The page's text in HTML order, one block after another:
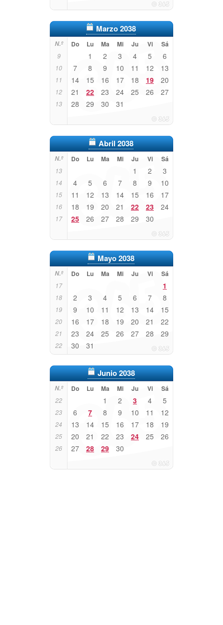
Marzo 2038
N.º Do Lu Ma Mi Ju Vi Sá
9 1 2 3 4 5 6
10 7 8 9 10 11 12 13
11 14 15 16 17 18 19 20
12 21 22 23 24 25 26 27
13 28 29 30 31
Abril 2038
N.º Do Lu Ma Mi Ju Vi Sá
13 1 2 3
14 4 5 6 7 8 9 10
15 11 12 13 14 15 16 17
16 18 19 20 21 22 23 24
17 25 26 27 28 29 30
Mayo 2038
N.º Do Lu Ma Mi Ju Vi Sá
17 1
18 2 3 4 5 6 7 8
19 9 10 11 12 13 14 15
20 16 17 18 19 20 21 22
21 23 24 25 26 27 28 29
22 30 31
Junio 2038
N.º Do Lu Ma Mi Ju Vi Sá
22 1 2 3 4 5
23 6 7 8 9 10 11 12
24 13 14 15 16 17 18 19
25 20 21 22 23 24 25 26
26 27 28 29 30